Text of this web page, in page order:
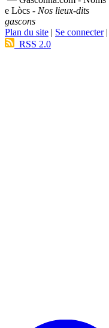
e Lòcs - Nos lieux-dits
gascons
Plan du site | Se connecter|
RSS 2.0